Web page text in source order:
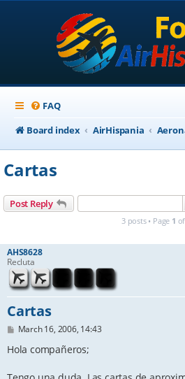
FAQ
Board index
AirHispania
Cartas
Post Reply
3 posts • Page 1 of
AHS8628
Recluta
Cartas
P
s
March 16, 2006, 14:43
Hola compañeros;